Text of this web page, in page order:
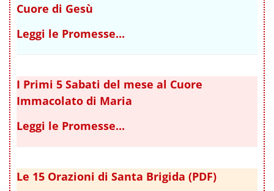
Cuore di Gesù
Leggi le Promesse...
I Primi 5 Sabati del mese al Cuore
Immacolato di Maria
Leggi le Promesse...
Le 15 Orazioni di Santa Brigida (PDF)